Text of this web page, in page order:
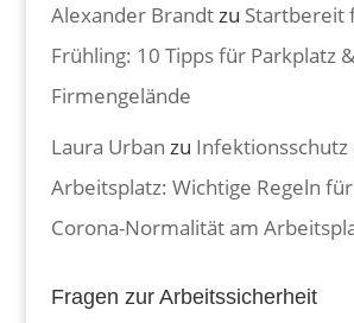
Alexander Brandtzu Startbereit
Frühling: 10 Tipps für Parkplatz &
Firmengelände
Laura Urban zu Infektionsschutz
Arbeitsplatz: Wichtige Regeln
Corona-Normalität am
Fragen zur Arbeitssicherheit